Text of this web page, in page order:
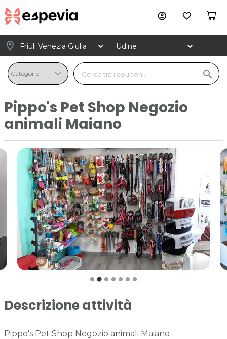
search
account_circle favorite_border
location_on
Pippo's Pet Shop Negozio
animali Maiano
Descrizione attività
Pippo's Pet Shop Negozio animali Maiano